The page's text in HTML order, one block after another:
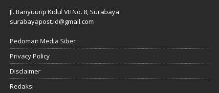
Jl. Banyuurip Kidul VII No. 8, Surabaya.
surabayapost.id@gmail.com
Pedoman Media Siber
Privacy Policy
Disclaimer
Redaksi